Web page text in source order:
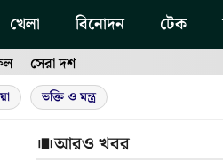
খেলা বিনোদন টেক
সেরা দশ
ভক্তি ও মন্ত্র
আরও খবর